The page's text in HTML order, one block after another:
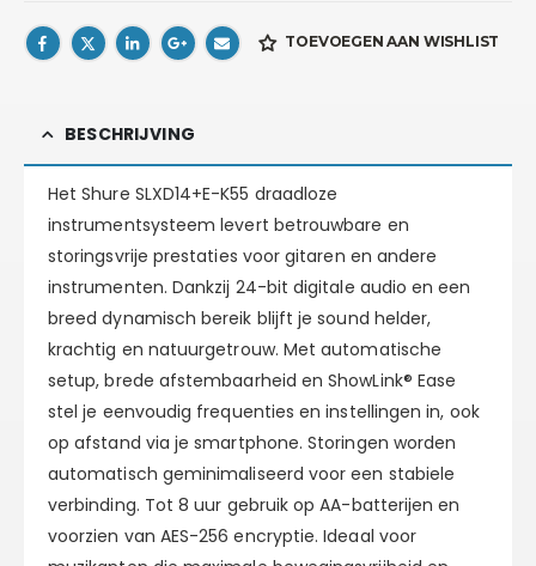
TOEVOEGEN AAN WISHLIST
BESCHRIJVING
Het Shure SLXD14+E-K55 draadloze
instrumentsysteem levert betrouwbare en
storingsvrije prestaties voor gitaren en andere
instrumenten. Dankzij 24-bit digitale audio en een
breed dynamisch bereik blijft je sound helder,
krachtig en natuurgetrouw. Met automatische
setup, brede afstembaarheid en ShowLink® Ease
stel je eenvoudig frequenties en instellingen in, ook
op afstand via je smartphone. Storingen worden
automatisch geminimaliseerd voor een stabiele
verbinding. Tot 8 uur gebruik op AA-batterijen en
voorzien van AES-256 encryptie. Ideaal voor